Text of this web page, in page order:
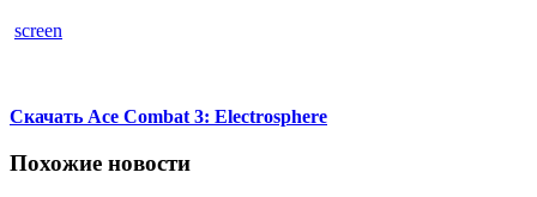
screen
Скачать Ace Combat 3: Electrosphere
Похожие новости